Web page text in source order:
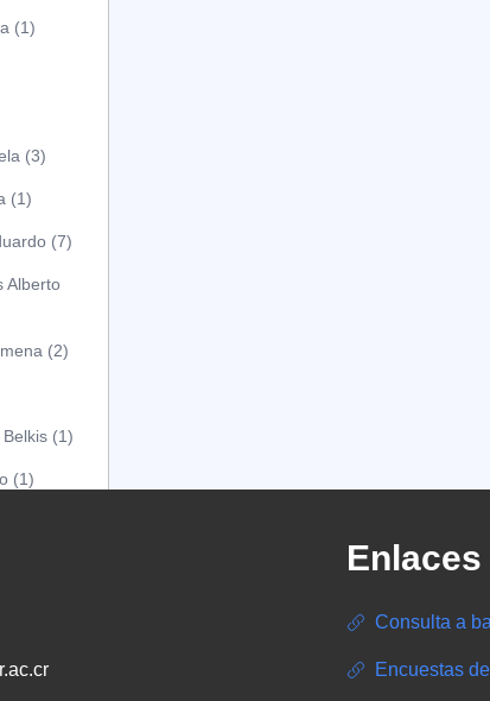
(1)
(3)
(1)
(7)
Alberto
(2)
(1)
(1)
Enlaces
Consulta a
Encuestas